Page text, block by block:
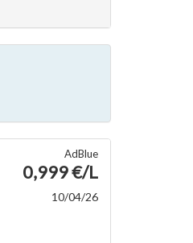
AdBlue
0,999 €/L
10/04/26